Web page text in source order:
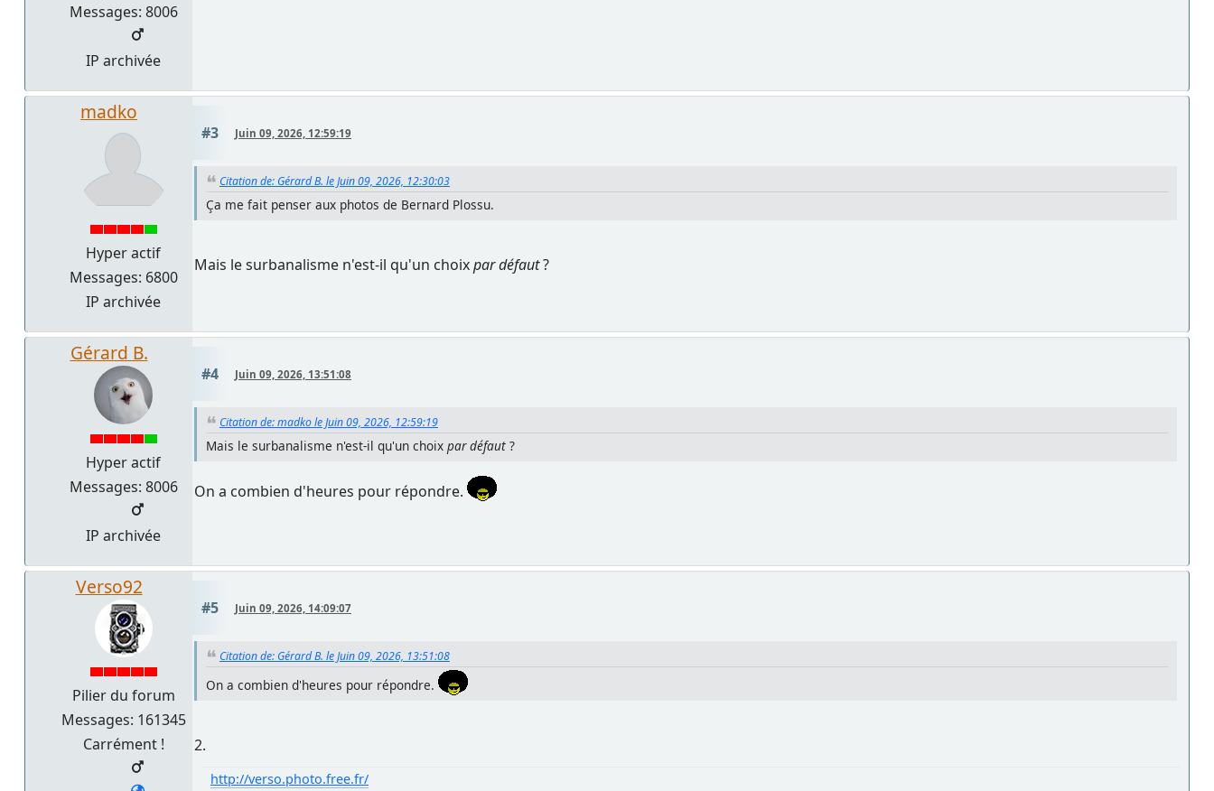
Messages: 8006
IP archivée
madko
Hyper actif
Messages: 6800
IP archivée
#3 Juin 09, 2026, 12:59:19
Citation de: Gérard B. le Juin 09, 2026, 12:30:03
Ça me fait penser aux photos de Bernard Plossu.
Mais le surbanalisme n'est-il qu'un choixpar défaut?
Gérard B.
Hyper actif
Messages: 8006
IP archivée
#4 Juin 09, 2026, 13:51:08
Citation de: madko le Juin 09, 2026, 12:59:19
Mais le surbanalisme n'est-il qu'un choix par défaut ?
On a combien d'heures pour répondre.
Verso92
Pilier du forum
Messages: 161345
Carrément !
#5 Juin 09, 2026, 14:09:07
Citation de: Gérard B. le Juin 09, 2026, 13:51:08
On a combien d'heures pour répondre.
2.
http://verso.photo.free.fr/